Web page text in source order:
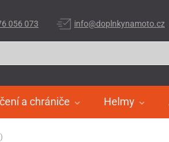
a chrániče Helmy
056 073 info@doplnkynamoto.cz